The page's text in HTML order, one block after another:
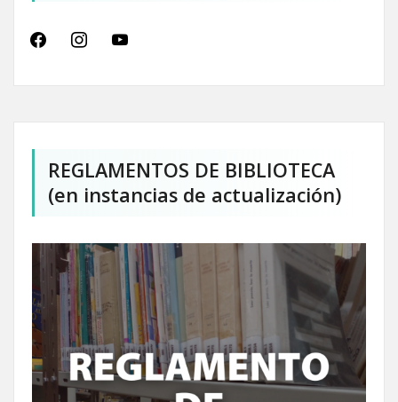
facebookinstagramyoutube
REGLAMENTOS DE BIBLIOTECA
(en instancias de actualización)